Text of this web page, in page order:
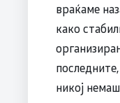
враќаме
како
никој